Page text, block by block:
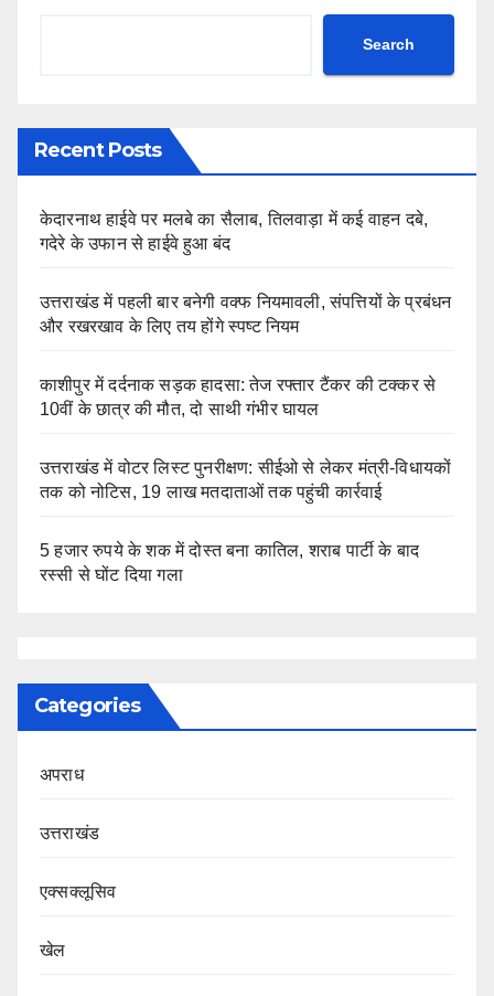
Search
Recent Posts
केदारनाथ हाईवे पर मलबे का सैलाब, तिलवाड़ा में कई वाहन दबे,
गदेरे के उफान से हाईवे हुआ बंद
उत्तराखंड में पहली बार बनेगी वक्फ नियमावली, संपत्तियों के प्रबंधन
और रखरखाव के लिए तय होंगे स्पष्ट नियम
काशीपुर में दर्दनाक सड़क हादसा: तेज रफ्तार टैंकर की टक्कर से
10वीं के छात्र की मौत, दो साथी गंभीर घायल
उत्तराखंड में वोटर लिस्ट पुनरीक्षण: सीईओ से लेकर मंत्री-विधायकों
तक को नोटिस, 19 लाख मतदाताओं तक पहुंची कार्रवाई
5 हजार रुपये के शक में दोस्त बना कातिल, शराब पार्टी के बाद
रस्सी से घोंट दिया गला
Categories
अपराध
उत्तराखंड
एक्सक्लूसिव
खेल